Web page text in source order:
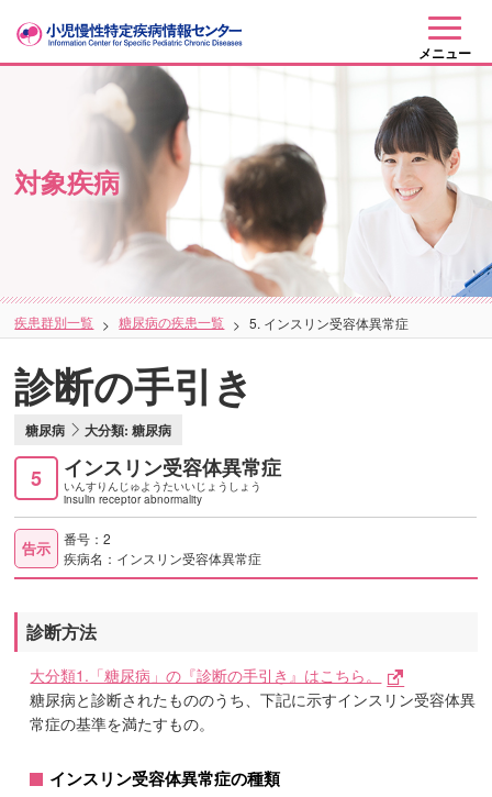
メニュー
対象疾病
疾患群別一覧 糖尿病の疾患一覧 5. インスリン受容体異常症
診断の手引き
糖尿病 大分類: 糖尿病
5 インスリン受容体異常症
いんすりんじゅようたいいじょうしょう
insulin receptor abnormality
告示
番号：2
疾病名：インスリン受容体異常症
診断方法
大分類1.「糖尿病」の『診断の手引き』はこちら。
糖尿病と診断されたもののうち、下記に示すインスリン受容体異
常症の基準を満たすもの。
インスリン受容体異常症の種類